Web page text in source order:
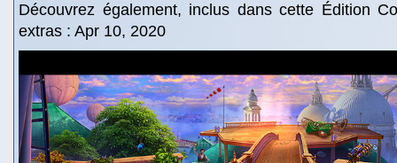
Découvrez également, inclus dans cette Édition
extras : Apr 10, 2020